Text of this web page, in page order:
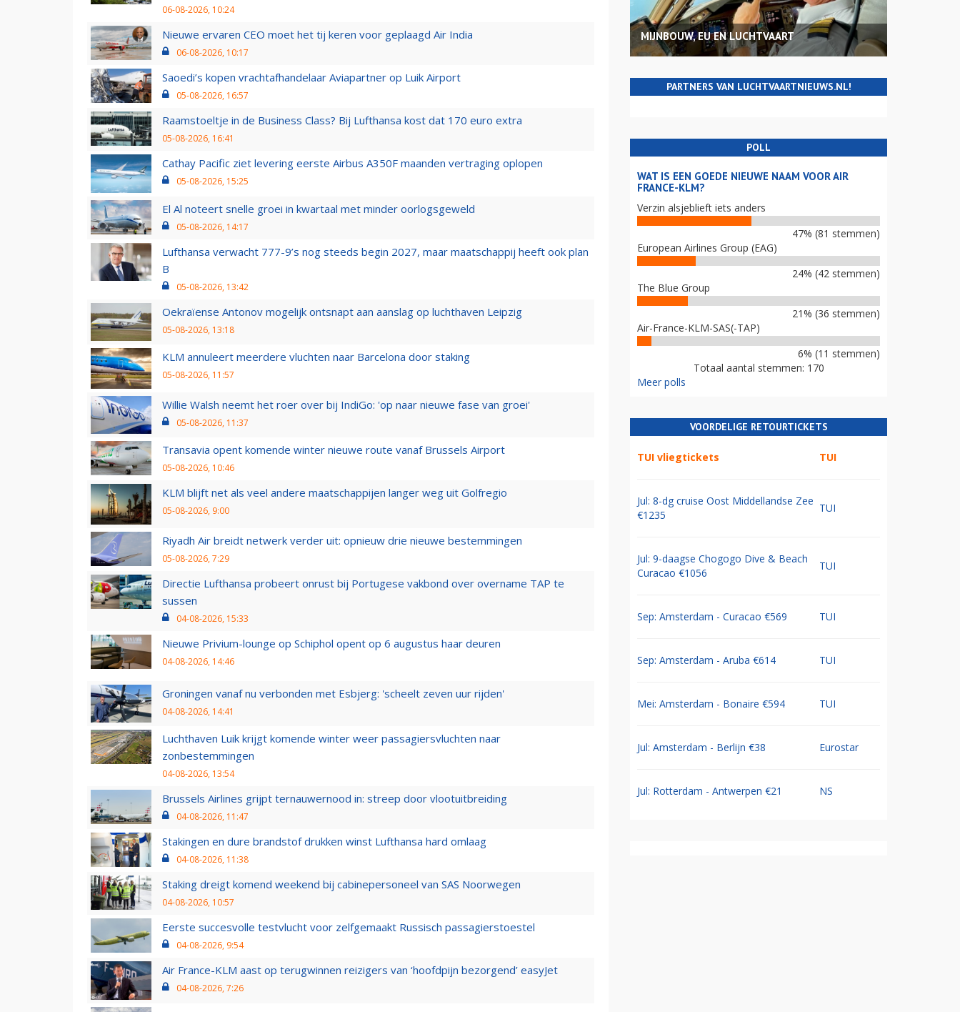
06-08-2026, 10:24
Nieuwe ervaren CEO moet het tij keren voor geplaagd Air India
06-08-2026, 10:17
Saoedi’s kopen vrachtafhandelaar Aviapartner op Luik Airport
05-08-2026, 16:57
Raamstoeltje in de Business Class? Bij Lufthansa kost dat 170 euro extra
05-08-2026, 16:41
Cathay Pacific ziet levering eerste Airbus A350F maanden vertraging oplopen
05-08-2026, 15:25
El Al noteert snelle groei in kwartaal met minder oorlogsgeweld
05-08-2026, 14:17
Lufthansa verwacht 777-9’s nog steeds begin 2027, maar maatschappij heeft ook plan
B
05-08-2026, 13:42
Oekraïense Antonov mogelijk ontsnapt aan aanslag op luchthaven Leipzig
05-08-2026, 13:18
KLM annuleert meerdere vluchten naar Barcelona door staking
05-08-2026, 11:57
Willie Walsh neemt het roer over bij IndiGo: 'op naar nieuwe fase van groei'
05-08-2026, 11:37
Transavia opent komende winter nieuwe route vanaf Brussels Airport
05-08-2026, 10:46
KLM blijft net als veel andere maatschappijen langer weg uit Golfregio
05-08-2026, 9:00
Riyadh Air breidt netwerk verder uit: opnieuw drie nieuwe bestemmingen
05-08-2026, 7:29
Directie Lufthansa probeert onrust bij Portugese vakbond over overname TAP te
sussen
04-08-2026, 15:33
Nieuwe Privium-lounge op Schiphol opent op 6 augustus haar deuren
04-08-2026, 14:46
Groningen vanaf nu verbonden met Esbjerg: 'scheelt zeven uur rijden'
04-08-2026, 14:41
Luchthaven Luik krijgt komende winter weer passagiersvluchten naar
zonbestemmingen
04-08-2026, 13:54
Brussels Airlines grijpt ternauwernood in: streep door vlootuitbreiding
04-08-2026, 11:47
Stakingen en dure brandstof drukken winst Lufthansa hard omlaag
04-08-2026, 11:38
Staking dreigt komend weekend bij cabinepersoneel van SAS Noorwegen
04-08-2026, 10:57
Eerste succesvolle testvlucht voor zelfgemaakt Russisch passagierstoestel
04-08-2026, 9:54
Air France-KLM aast op terugwinnen reizigers van ‘hoofdpijn bezorgend’ easyJet
04-08-2026, 7:26
MIJNBOUW, EU EN LUCHTVAART
PARTNERS VAN LUCHTVAARTNIEUWS.NL!
POLL
WAT IS EEN GOEDE NIEUWE NAAM VOOR AIR
FRANCE-KLM?
Verzin alsjeblieft iets anders
47% (81 stemmen)
European Airlines Group (EAG)
24% (42 stemmen)
The Blue Group
21% (36 stemmen)
Air-France-KLM-SAS(-TAP)
6% (11 stemmen)
Totaal aantal stemmen: 170
Meer polls
VOORDELIGE RETOURTICKETS
TUI vliegtickets TUI
Jul: 8-dg cruise Oost Middellandse Zee
€1235
TUI
Jul: 9-daagse Chogogo Dive & Beach
Curacao €1056
TUI
Sep: Amsterdam - Curacao €569 TUI
Sep: Amsterdam - Aruba €614 TUI
Mei: Amsterdam - Bonaire €594 TUI
Jul: Amsterdam - Berlijn €38 Eurostar
Jul: Rotterdam - Antwerpen €21 NS